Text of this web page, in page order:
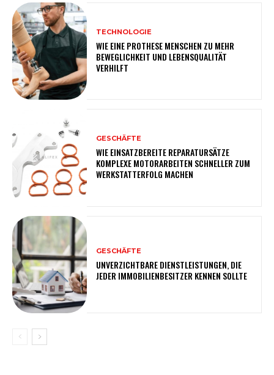
TECHNOLOGIE
WIE EINE PROTHESE MENSCHEN ZU MEHR
BEWEGLICHKEIT UND LEBENSQUALITÄT
VERHILFT
GESCHÄFTE
WIE EINSATZBEREITE REPARATURSÄTZE
KOMPLEXE MOTORARBEITEN SCHNELLER ZUM
WERKSTATTERFOLG MACHEN
GESCHÄFTE
UNVERZICHTBARE DIENSTLEISTUNGEN, DIE
JEDER IMMOBILIENBESITZER KENNEN SOLLTE